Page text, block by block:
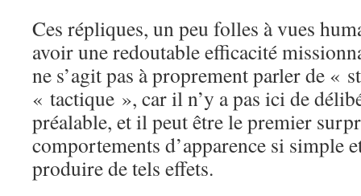
Ces répliques, un peu folles à vues
avoir une redoutable efficacité
ne s’agit pas à proprement parler de «
« tactique », car il n’y a pas ici de
préalable, et il peut être le premier
comportements d’apparence si simple
produire de tels effets.